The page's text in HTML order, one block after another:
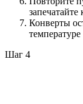
запечатайте
Конверты
температуре
Шаг 4